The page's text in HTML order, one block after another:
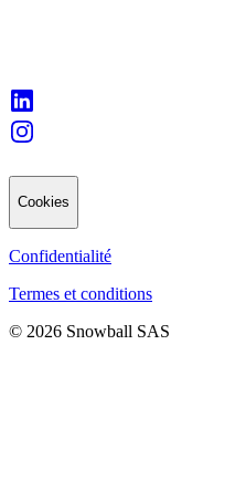
Cookies
Confidentialité
Termes et conditions
© 2026 Snowball SAS